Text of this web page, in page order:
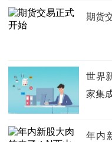
期货
世界
家集
年内